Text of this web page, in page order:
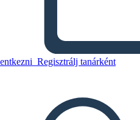
Regisztrálj tanárként
Marrone
STORYBOARDOT